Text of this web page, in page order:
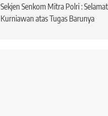
Sekjen Senkom Mitra Polri :
Kurniawan atas Tugas Barunya